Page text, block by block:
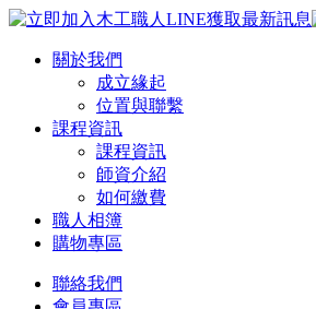
關於我們
成立緣起
位置與聯繫
課程資訊
課程資訊
師資介紹
如何繳費
職人相簿
購物專區
聯絡我們